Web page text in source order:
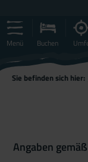
Menü Buchen
Sie befinden sich hier:
Angaben